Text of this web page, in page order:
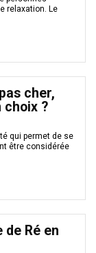
relaxation. Le
cher,
choix ?
qui permet de se
être considérée
de Ré en